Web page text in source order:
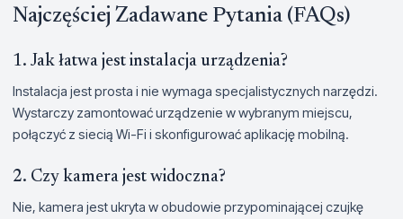
Najczęściej Zadawane Pytania (FAQs)
1. Jak łatwa jest instalacja urządzenia?
Instalacja jest prosta i nie wymaga specjalistycznych narzędzi.
Wystarczy zamontować urządzenie w wybranym miejscu,
połączyć z siecią Wi-Fi i skonfigurować aplikację mobilną.
2. Czy kamera jest widoczna?
Nie, kamera jest ukryta w obudowie przypominającej czujkę